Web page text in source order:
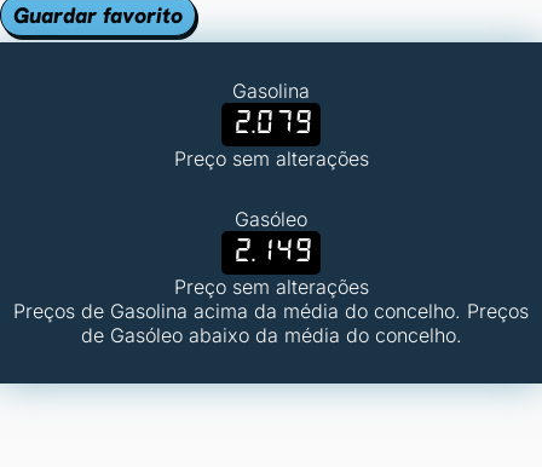
Guardar favorito
Gasolina
2.079
Preço sem alterações
Gasóleo
2.149
Preço sem alterações
Preços de Gasolina acima da média do concelho. Preços
de Gasóleo abaixo da média do concelho.